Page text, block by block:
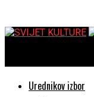
Urednikov izbor